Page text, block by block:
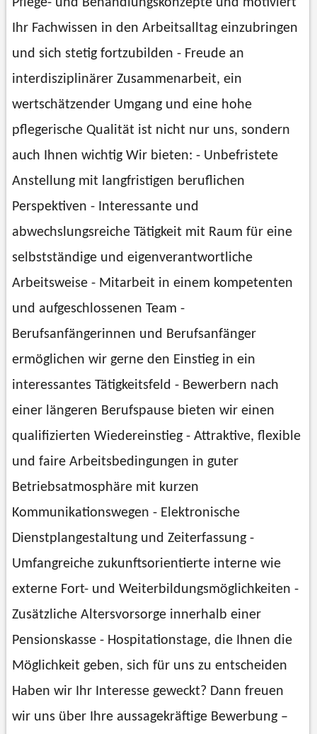
Ihr Fachwissen in den Arbeitsalltag einzubringen
und sich stetig fortzubilden - Freude an
interdisziplinärer Zusammenarbeit, ein
wertschätzender Umgang und eine hohe
pflegerische Qualität ist nicht nur uns, sondern
auch Ihnen wichtig Wir bieten: - Unbefristete
Anstellung mit langfristigen beruflichen
Perspektiven - Interessante und
abwechslungsreiche Tätigkeit mit Raum für eine
selbstständige und eigenverantwortliche
Arbeitsweise - Mitarbeit in einem kompetenten
und aufgeschlossenen Team -
Berufsanfängerinnen und Berufsanfänger
ermöglichen wir gerne den Einstieg in ein
interessantes Tätigkeitsfeld - Bewerbern nach
einer längeren Berufspause bieten wir einen
qualifizierten Wiedereinstieg - Attraktive, flexible
und faire Arbeitsbedingungen in guter
Betriebsatmosphäre mit kurzen
Kommunikationswegen - Elektronische
Dienstplangestaltung und Zeiterfassung -
Umfangreiche zukunftsorientierte interne wie
externe Fort- und Weiterbildungsmöglichkeiten -
Zusätzliche Altersvorsorge innerhalb einer
Pensionskasse - Hospitationstage, die Ihnen die
Möglichkeit geben, sich für uns zu entscheiden
Haben wir Ihr Interesse geweckt? Dann freuen
wir uns über Ihre aussagekräftige Bewerbung –